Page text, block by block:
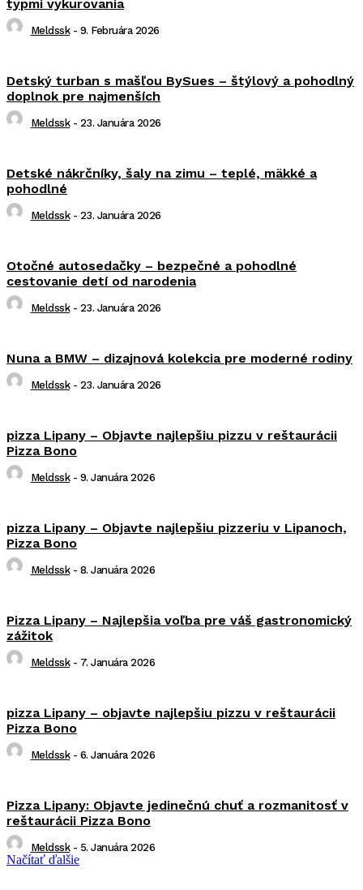
typmi vykurovania
Meldssk - 9. Februára 2026
Detský turban s mašľou BySues – štýlový a pohodlný
doplnok pre najmenších
Meldssk - 23. Januára 2026
Detské nákrčníky, šaly na zimu – teplé, mäkké a
pohodlné
Meldssk - 23. Januára 2026
Otočné autosedačky – bezpečné a pohodlné
cestovanie detí od narodenia
Meldssk - 23. Januára 2026
Nuna a BMW – dizajnová kolekcia pre moderné rodiny
Meldssk - 23. Januára 2026
pizza Lipany – Objavte najlepšiu pizzu v reštaurácii
Pizza Bono
Meldssk - 9. Januára 2026
pizza Lipany – Objavte najlepšiu pizzeriu v Lipanoch,
Pizza Bono
Meldssk - 8. Januára 2026
Pizza Lipany – Najlepšia voľba pre váš gastronomický
zážitok
Meldssk - 7. Januára 2026
pizza Lipany – objavte najlepšiu pizzu v reštaurácii
Pizza Bono
Meldssk - 6. Januára 2026
Pizza Lipany: Objavte jedinečnú chuť a rozmanitosť v
reštaurácii Pizza Bono
Meldssk - 5. Januára 2026
Načítať ďalšie